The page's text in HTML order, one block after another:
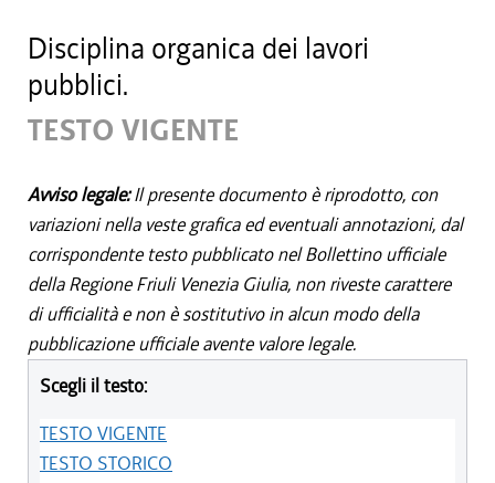
Disciplina organica dei lavori
pubblici.
TESTO VIGENTE
Avviso legale:Il presente documento è riprodotto, con
variazioni nella veste grafica ed eventuali annotazioni, dal
corrispondente testo pubblicato nel Bollettino ufficiale
della Regione Friuli Venezia Giulia, non riveste carattere
di ufficialità e non è sostitutivo in alcun modo della
pubblicazione ufficiale avente valore legale.
Scegli il testo:
TESTO VIGENTE
TESTO STORICO